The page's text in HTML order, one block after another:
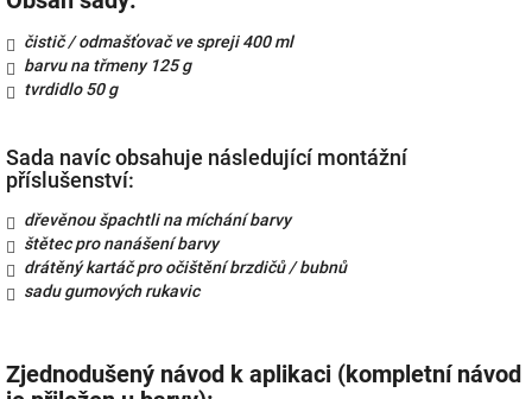
čistič / odmašťovač ve spreji 400 ml
barvu na třmeny 125 g
tvrdidlo 50 g
Sada navíc obsahuje následující montážní
příslušenství:
dřevěnou špachtli na míchání barvy
štětec pro nanášení barvy
drátěný kartáč pro očištění brzdičů / bubnů
sadu gumových rukavic
Zjednodušený návod k aplikaci (kompletní návod